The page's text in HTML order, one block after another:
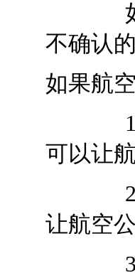
如果
不确认
如果航
1，飞
可以让
2，飞
让航空
3，行